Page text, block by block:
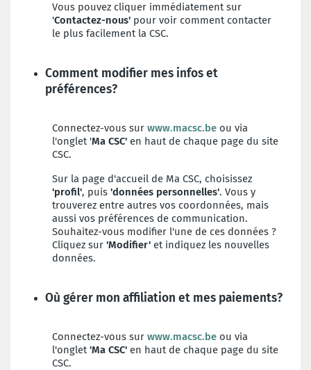
Vous pouvez cliquer immédiatement sur
'Contactez-nous' pour voir comment contacter
le plus facilement la CSC.
Comment modifier mes infos et
préférences?
Connectez-vous sur www.macsc.be ou via
l'onglet 'Ma CSC' en haut de chaque page du site
CSC.
Sur la page d'accueil de Ma CSC, choisissez
'profil', puis 'données personnelles'. Vous y
trouverez entre autres vos coordonnées, mais
aussi vos préférences de communication.
Souhaitez-vous modifier l'une de ces données ?
Cliquez sur 'Modifier' et indiquez les nouvelles
données.
Où gérer mon affiliation et mes paiements?
Connectez-vous sur www.macsc.be ou via
l'onglet 'Ma CSC' en haut de chaque page du site
CSC.